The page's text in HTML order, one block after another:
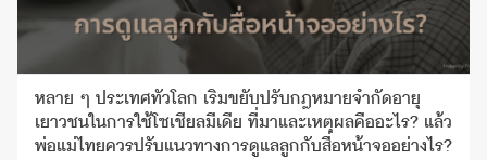
หลาย ๆ ประเทศทั่วโลก เริ่มขยับปรับกฎหมายจำกัดอายุ
เยาวชนในการใช้โซเชียลมีเดีย ที่มาและเหตุผลคืออะไร? แล้ว
พ่อแม่ไทยควรปรับแนวทางการดูแลลูกกับสื่อหน้าจออย่างไร?